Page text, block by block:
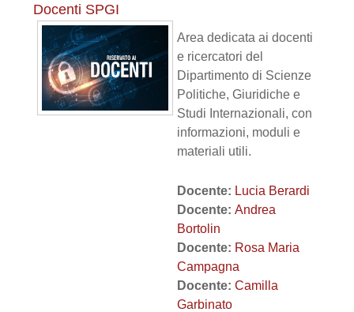
Docenti SPGI
Area dedicata ai docenti
e ricercatori del
Dipartimento di Scienze
Politiche, Giuridiche e
Studi Internazionali, con
informazioni, moduli e
materiali utili.
Docente: Lucia Berardi
Docente: Andrea
Bortolin
Docente: Rosa Maria
Campagna
Docente: Camilla
Garbinato